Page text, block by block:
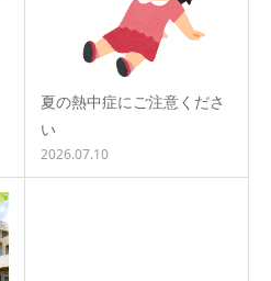
夏の熱中症にご注意くださ
い
2026.07.10